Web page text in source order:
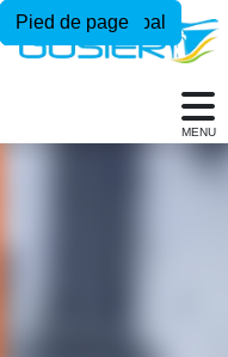
Menu principal
Contenu principal
Pied de page
MENU